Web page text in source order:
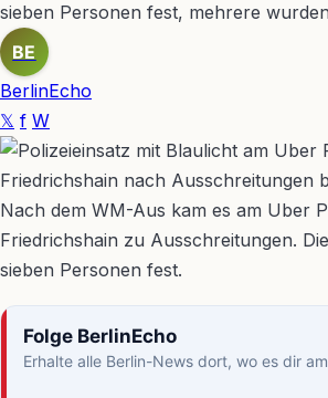
sieben Personen fest, mehrere
BE
BerlinEcho
𝕏 f W
Nach dem WM-Aus kam es am Uber
Friedrichshain zu Ausschreitungen.
sieben Personen fest.
Folge BerlinEcho
Erhalte alle Berlin-News dort, wo es dir